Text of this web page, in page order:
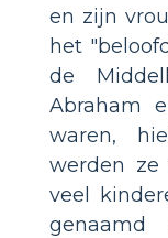
en zijn
het
de
Abraham
waren,
werden
veel
genaamd